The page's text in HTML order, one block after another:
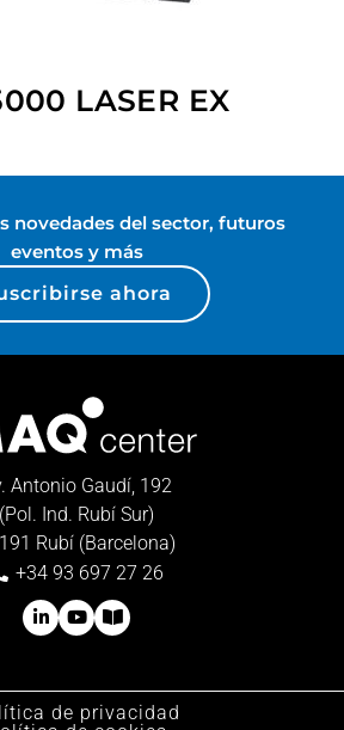
LASER EX
novedades del sector, futuros
eventos y más
ahora
Antonio Gaudí, 192
(Pol. Ind. Rubí Sur)
Rubí (Barcelona)
+34 93 697 27 26
de privacidad